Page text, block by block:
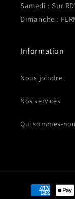
Samedi : Sur
Dimanche :
Information
Nous joindre
Nos services
Qui sommes-
Moyens